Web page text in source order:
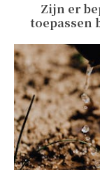
Zijn er
toepassen